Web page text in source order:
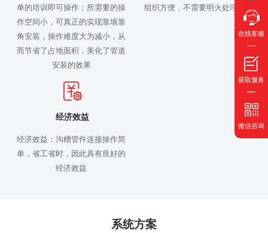
单的培训即可操作；所需要的操
作空间小，可真正的实现靠墙靠
角安装，操作难度大为减小，从
而节省了占地面积，美化了管道
安装的效果
组织方便，不需要明火处理。
经济效益
经济效益：沟槽管件连接操作简
单，省工省时，因此具有良好的
经济效益
系统方案
在线客服
获取服务
微信咨询